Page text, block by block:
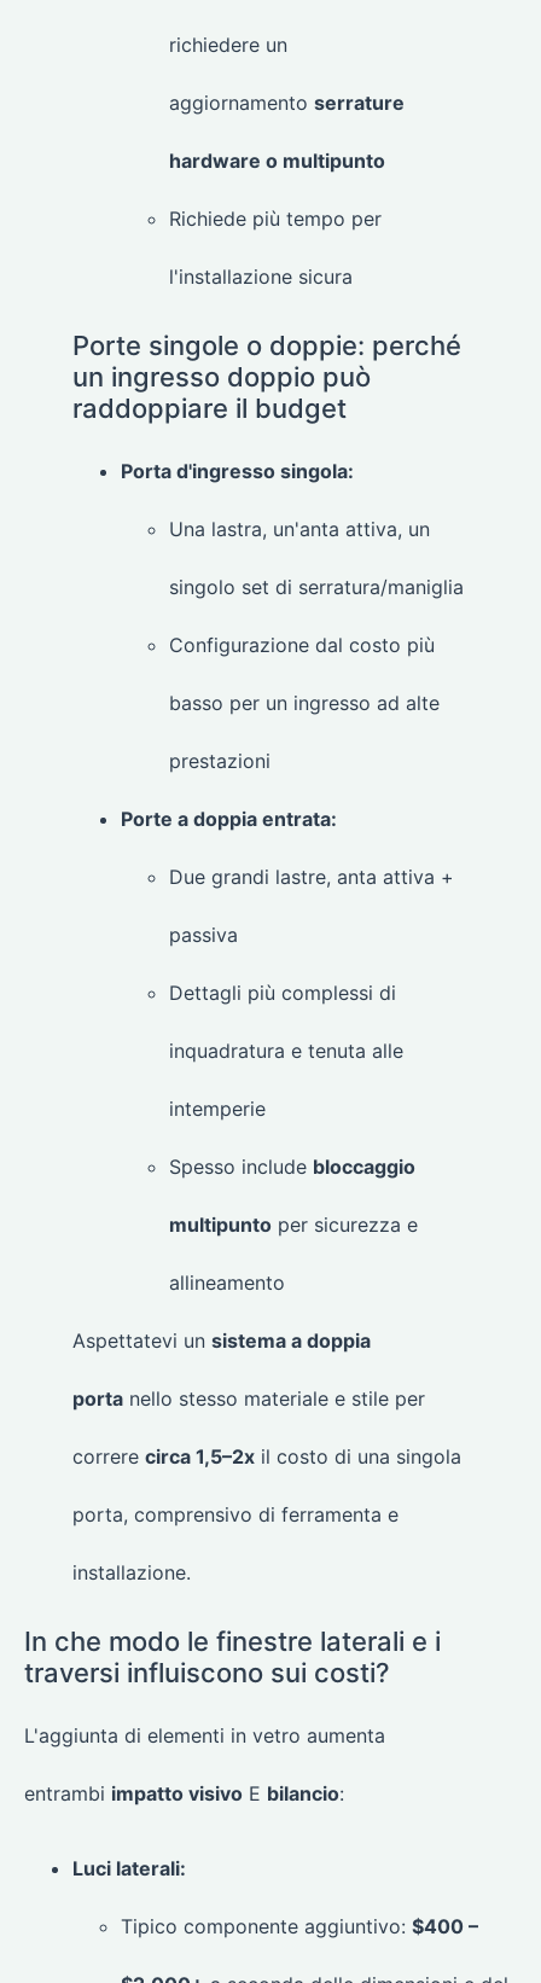
richiedere un
aggiornamento serrature
hardware o multipunto
Richiede più tempo per
l'installazione sicura
Porte singole o doppie: perché
un ingresso doppio può
raddoppiare il budget
Porta d'ingresso singola:
Una lastra, un'anta attiva, un
singolo set di serratura/maniglia
Configurazione dal costo più
basso per un ingresso ad alte
prestazioni
Porte a doppia entrata:
Due grandi lastre, anta attiva +
passiva
Dettagli più complessi di
inquadratura e tenuta alle
intemperie
Spesso include bloccaggio
multipunto per sicurezza e
allineamento
Aspettatevi un sistema a doppia
porta nello stesso materiale e stile per
correre circa 1,5–2x il costo di una singola
porta, comprensivo di ferramenta e
installazione.
In che modo le finestre laterali e i
traversi influiscono sui costi?
L'aggiunta di elementi in vetro aumenta
entrambi impatto visivo E bilancio:
Luci laterali:
Tipico componente aggiuntivo: $400 –